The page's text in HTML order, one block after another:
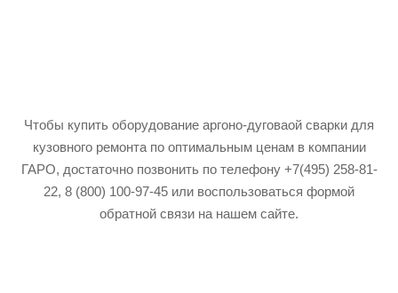
Чтобы купить оборудование аргоно-дуговаой сварки для
кузовного ремонта по оптимальным ценам в компании
ГАРО, достаточно позвонить по телефону +7(495) 258-81-
22, 8 (800) 100-97-45 или воспользоваться формой
обратной связи на нашем сайте.